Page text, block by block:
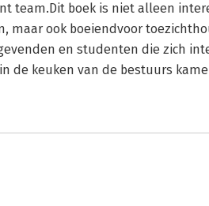
team.Dit boek is niet alleen
maar ook boeiendvoor
en studenten die zich
de keuken van de bestuurs